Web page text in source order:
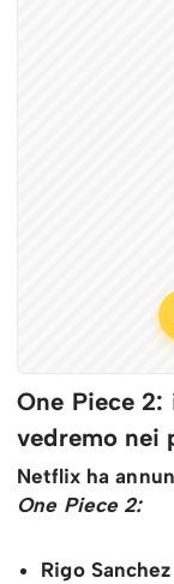
One Piece
vedremo nei
Netflix ha
One Piece 2:
Rigo Sanchez